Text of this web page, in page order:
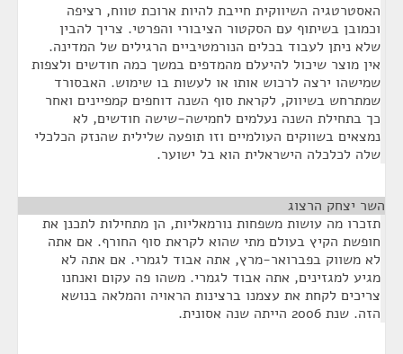
האסטרטגיה השיווקית חייבת להיות ארוכת טווח, רציפה
וכמובן בשיתוף עם הסקטור הציבורי והפרטי. צריך להבין
שלא ניתן לעבוד בכלים הנורמטיביים הרגילים של המדינה.
אין מוצר שיכול להיעלם מהמדפים במשך כמה חודשים ולצפות
שמישהו ירצה לרכוש אותו או לעשות בו שימוש. האבסורד
שמתרחש בשיווק, לקראת סוף השנה דוחפים קמפיינים ואחר
כך בתחילת השנה נעלמים לחמישה-שישה חודשים, לא
נמצאים בשווקים העולמיים וזו תופעה שלילית שהנזק הכלכלי
שלה לכלכלה הישראלית הוא בל ישוער.
השר יצחק הרצוג
תזכרו מה עושות משפחות נורמאליות, הן מתחילות לתכנן את
חופשת הקיץ בעולם מתי שהוא לקראת סוף החורף. אם אתה
לא משווק בפברואר-מרץ, אתה אבוד לגמרי. אם אתה לא
מגיע למגזינים, אתה אבוד לגמרי. משהו פה עקום ואנחנו
צריכים לקחת את עצמנו ברצינות הראויה והמלאה בנושא
הזה. שנת 2006 הייתה שנה אסונית.